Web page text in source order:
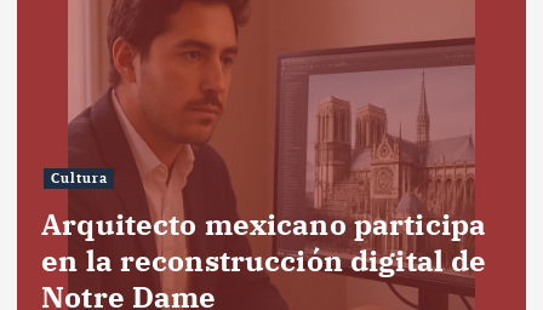
Cultura
Arquitecto mexicano participa
en la reconstrucción digital de
Notre Dame